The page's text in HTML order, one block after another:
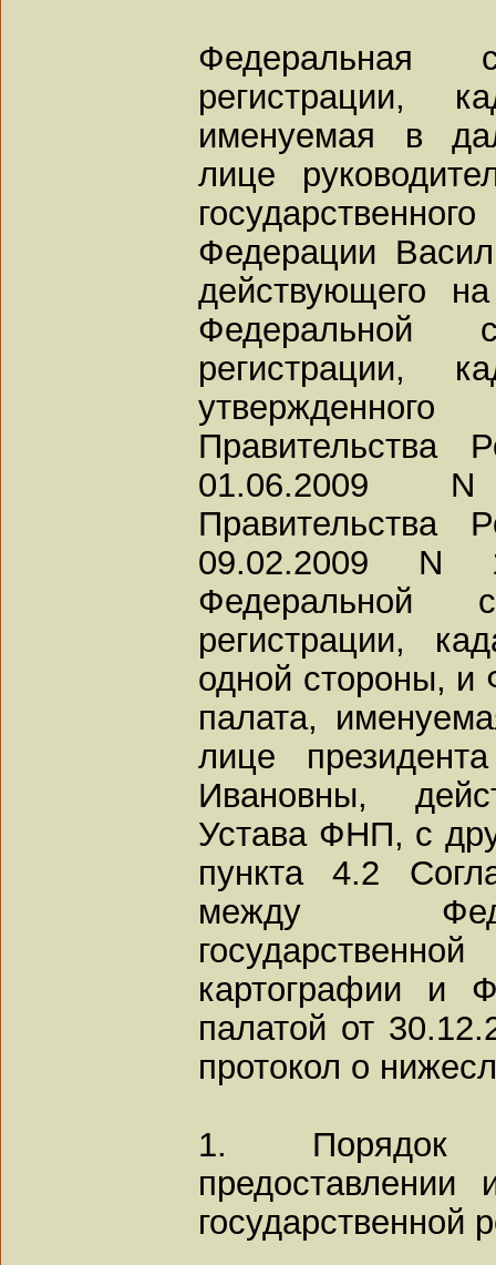
Федеральная
регистрации,
именуемая в
лице
Федерации
действующего
Федеральной
регистрации,
Правительства
01.06.2009
Правительства
09.02.2009 N
Федеральной
регистрации,
одной стороны, и
палата,
лице
Ивановны,
Устава ФНП, с
пункта 4.2
между
картографии и
палатой от
протокол о
1. Порядок
государственной